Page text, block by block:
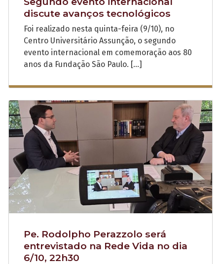
discute avanços tecnológicos
Foi realizado nesta quinta-feira (9/10), no
Centro Universitário Assunção, o segundo
evento internacional em comemoração aos 80
anos da Fundação São Paulo. […]
Pe. Rodolpho Perazzolo será
entrevistado na Rede Vida no dia
6/10, 22h30